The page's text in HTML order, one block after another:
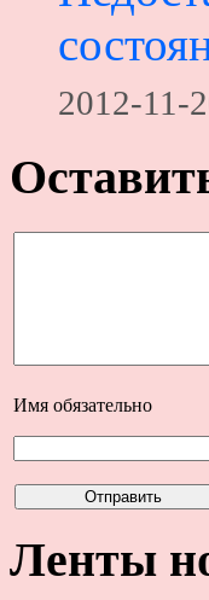
2012-11-
Имя обязательно
Ленты